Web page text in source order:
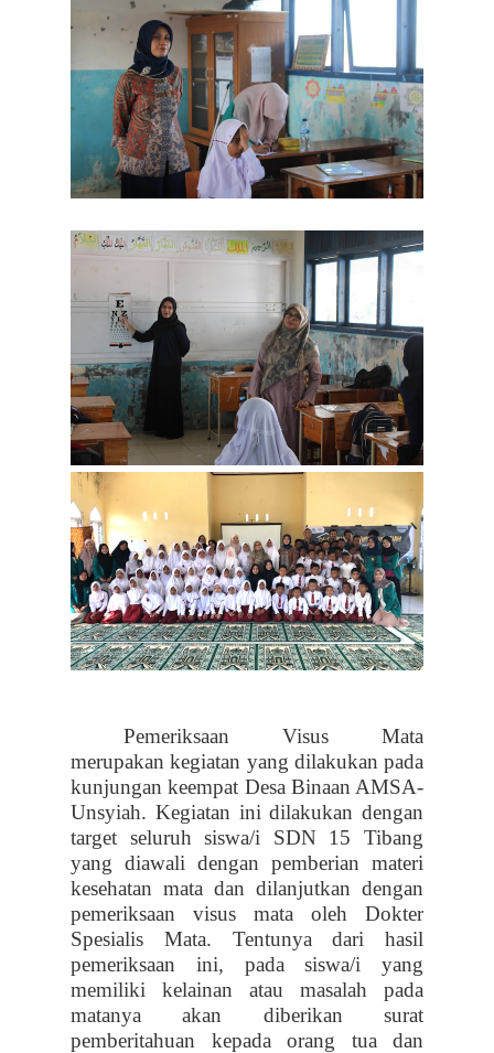
Pemeriksaan Visus Mata
merupakan kegiatan yang dilakukan pada
kunjungan keempat Desa Binaan AMSA-
Unsyiah. Kegiatan ini dilakukan dengan
target seluruh siswa/i SDN 15 Tibang
yang diawali dengan pemberian materi
kesehatan mata dan dilanjutkan dengan
pemeriksaan visus mata oleh Dokter
Spesialis Mata. Tentunya dari hasil
pemeriksaan ini, pada siswa/i yang
memiliki kelainan atau masalah pada
matanya akan diberikan surat
pemberitahuan kepada orang tua dan